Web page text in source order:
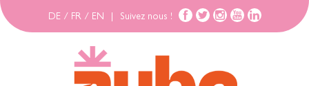
DE / FR / EN Suivez nous !